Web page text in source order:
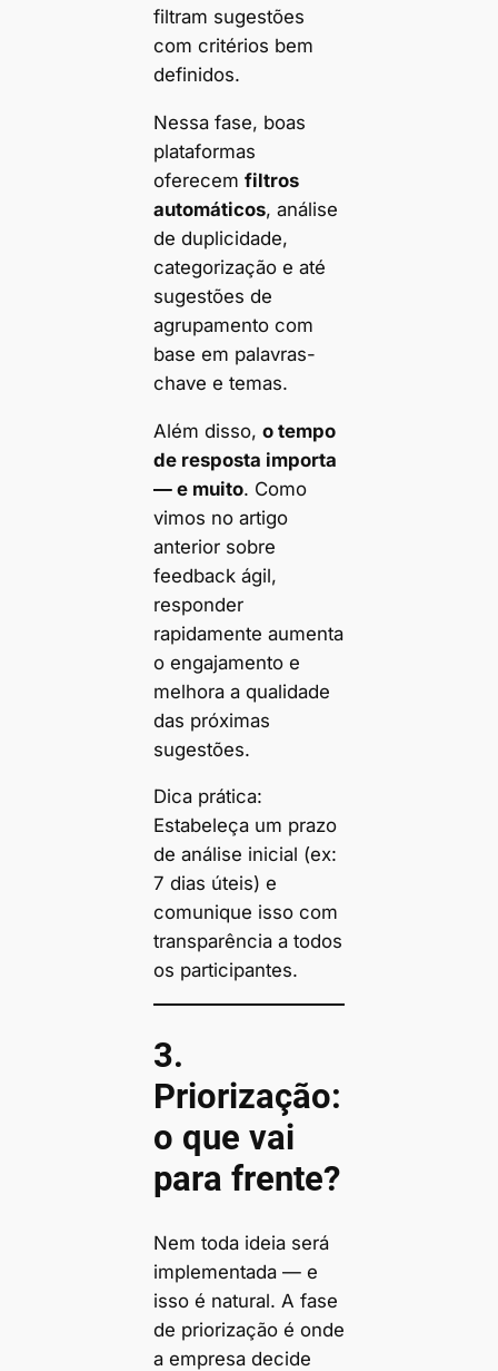
filtram sugestões
com critérios bem
definidos.
Nessa fase, boas
plataformas
oferecem filtros
automáticos, análise
de duplicidade,
categorização e até
sugestões de
agrupamento com
base em palavras-
chave e temas.
Além disso, o tempo
de resposta importa
— e muito. Como
vimos no artigo
anterior sobre
feedback ágil,
responder
rapidamente aumenta
o engajamento e
melhora a qualidade
das próximas
sugestões.
Dica prática:
Estabeleça um prazo
de análise inicial (ex:
7 dias úteis) e
comunique isso com
transparência a todos
os participantes.
3.
Priorização:
o que vai
para frente?
Nem toda ideia será
implementada — e
isso é natural. A fase
de priorização é onde
a empresa decide